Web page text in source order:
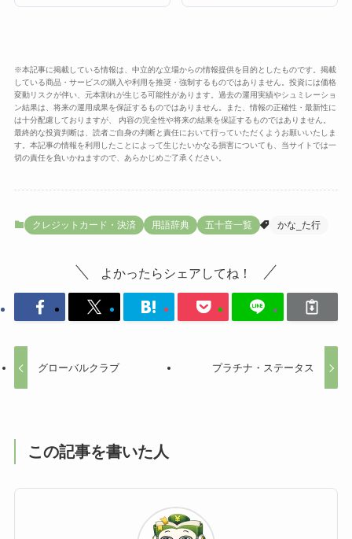
※本記事に掲載している情報は、中立的な立場からの情報提供を目的としたものです。掲載
している商品・サービスの購入や利用を推奨・強制するものではありません。投資には価格
変動リスクが伴い、元本割れが生じる可能性があります。過去の運用実績やシュミレーショ
ン結果は、将来の運用成果を保証するものではありません。また、情報の正確性・最新性に
は十分配慮しておりますが、 内容の完全性や将来の結果を保証するものではありません。
最終的な投資判断は、読者ご自身の判断と責任において行っていただくようお願いいたしま
す。本記事の情報を利用したことによって生じたいかなる損害についても、当サイトでは一
切の責任を負いかねますので、あらかじめご了承ください。
クレジットカード・決済 用語辞典 五十音一覧 かな_た行
よかったらシェアしてね！
グローバルクラブ プラチナ・ステータス
この記事を書いた人